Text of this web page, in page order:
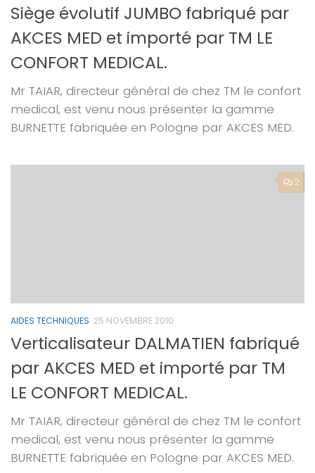
Siège évolutif JUMBO fabriqué par
AKCES MED et importé par TM LE
CONFORT MEDICAL.
Mr TAIAR, directeur général de chez TM le confort
medical, est venu nous présenter la gamme
BURNETTE fabriquée en Pologne par AKCES MED.
2
AIDES TECHNIQUES 25 NOVEMBRE 2010
Verticalisateur DALMATIEN fabriqué
par AKCES MED et importé par TM
LE CONFORT MEDICAL.
Mr TAIAR, directeur général de chez TM le confort
medical, est venu nous présenter la gamme
BURNETTE fabriquée en Pologne par AKCES MED.